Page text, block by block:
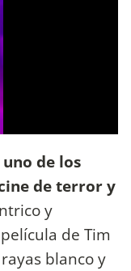
de los
de terror y
y
de Tim
blanco y